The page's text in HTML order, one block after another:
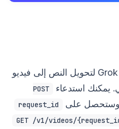
تُولّد واجهة برمجة تطبيقات Grok لتحويل النص إلى فيديو
يمكنك استدعاء
POST
وستحصل على request_id
GET /v1/videos/